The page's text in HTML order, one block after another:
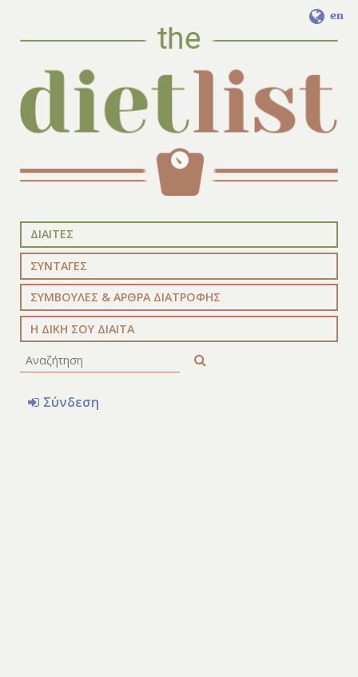
en
ΔΙΑΙΤΕΣ
ΣΥΝΤΑΓΕΣ
ΣΥΜΒΟΥΛΕΣ & ΑΡΘΡΑ ΔΙΑΤΡΟΦΗΣ
Η ΔΙΚΗ ΣΟΥ ΔΙΑΙΤΑ
Σύνδεση